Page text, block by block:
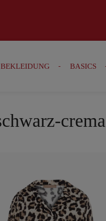
BEKLEIDUNG BASICS
crema